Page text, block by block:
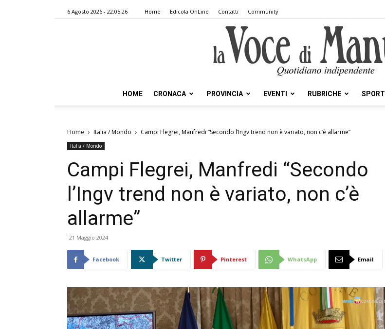
6 Agosto 2026 - 22:05:26 Home Edicola OnLine Contatti Community
Voce
Mantova
HOME CRONACA PROVINCIA EVENTI RUBRICHE SPORT
Home Italia / Mondo Campi Flegrei, Manfredi “Secondo l’Ingv trend non è variato, non c’è allarme”
Italia / Mondo
Campi Flegrei, Manfredi “Secondo
l’Ingv trend non è variato, non c’è
allarme”
21 Maggio 2024
Facebook Twitter Pinterest WhatsApp Email